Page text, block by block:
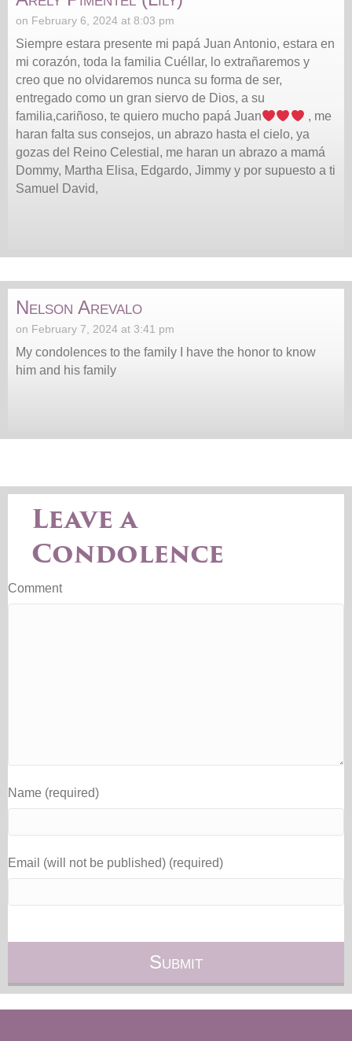
on February 6, 2024 at 8:03 pm
Siempre estara presente mi papá Juan Antonio, estara en
mi corazón, toda la familia Cuéllar, lo extrañaremos y
creo que no olvidaremos nunca su forma de ser,
entregado como un gran siervo de Dios, a su
familia,cariñoso, te quiero mucho papá Juan
, me
haran falta sus consejos, un abrazo hasta el cielo, ya
gozas del Reino Celestial, me haran un abrazo a mamá
Dommy, Martha Elisa, Edgardo, Jimmy y por supuesto a ti
Samuel David,
Nelson Arevalo
on February 7, 2024 at 3:41 pm
My condolences to the family I have the honor to know
him and his family
Leave a
Condolence
Comment
Name (required)
Email (will not be published) (required)